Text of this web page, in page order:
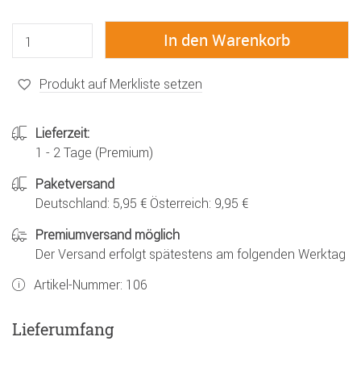
Produkt auf Merkliste setzen
Lieferzeit:
1 - 2 Tage (Premium)
Paketversand
Deutschland: 5,95 € Österreich: 9,95 €
Premiumversand möglich
Der Versand erfolgt spätestens am folgenden Werktag
Artikel-Nummer: 106
Lieferumfang